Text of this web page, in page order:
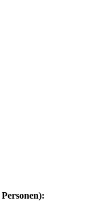
Per­so­nen):